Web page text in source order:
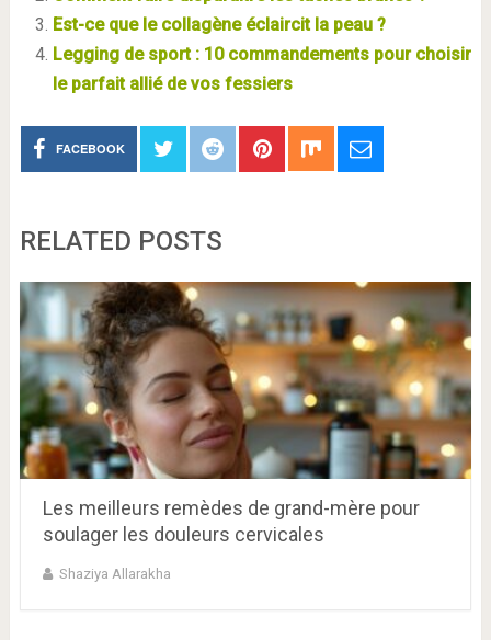
Est-ce que le collagène éclaircit la peau ?
Legging de sport : 10 commandements pour choisir
le parfait allié de vos fessiers
FACEBOOK
RELATED POSTS
Les meilleurs remèdes de grand-mère pour
soulager les douleurs cervicales
Shaziya Allarakha